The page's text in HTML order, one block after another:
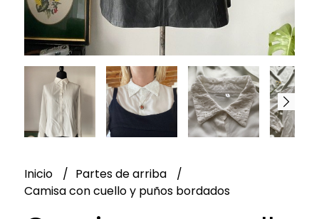
Inicio
Partes de arriba
Camisa con cuello y puños bordados